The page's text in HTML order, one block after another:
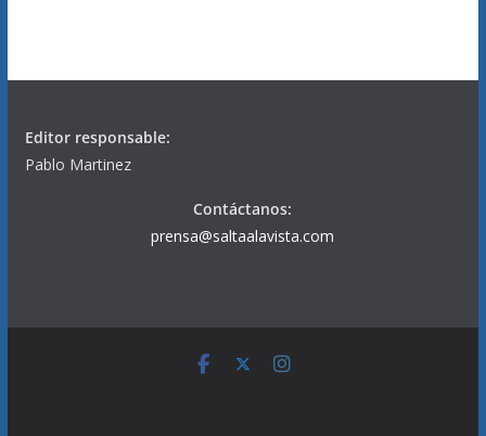
Editor responsable:
Pablo Martinez
Contáctanos:
prensa@saltaalavista.com